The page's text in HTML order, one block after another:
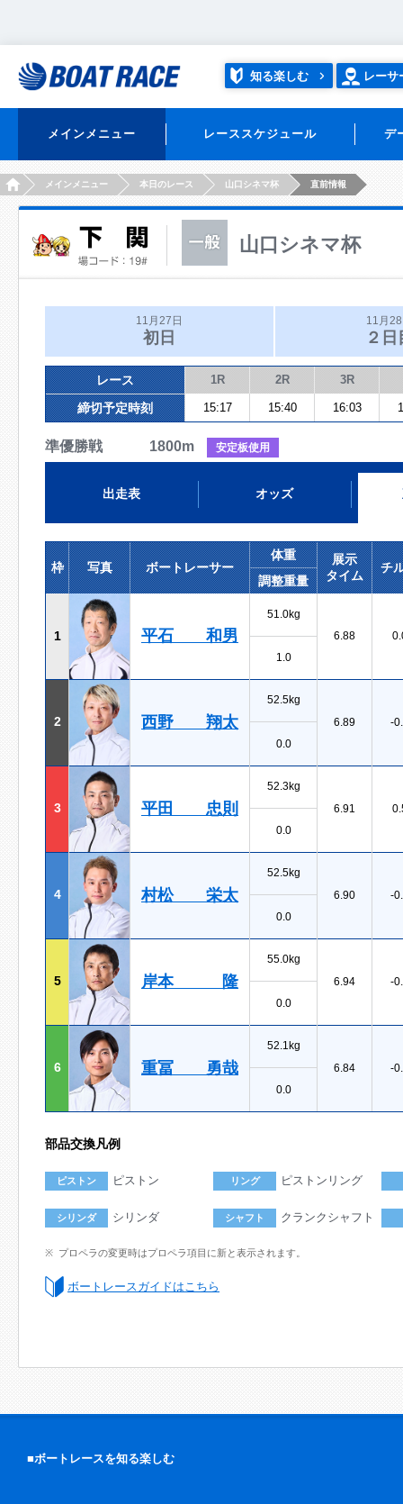
知る楽しむ レーサ
メインメニュー レーススケジュール デ
HOMEメインメニュー 本日のレース 山口シネマ杯 直前情報
山口シネマ杯
11月27日
初日
11月
２日
レース 1R 2R 3R
締切予定時刻 15:17 15:40 16:03
準優勝戦 1800m 安定板使用
出走表 オッズ
枠 写真 ボートレーサー
体重
展示
タイム
チ
調整重量
1 平石 和男
51.0kg
6.88
1.0
2 西野 翔太
52.5kg
6.89
-
0.0
3 平田 忠則
52.3kg
6.91
0.0
4 村松 栄太
52.5kg
6.90
-
0.0
5 岸本 隆
55.0kg
6.94
-
0.0
6 重冨 勇哉
52.1kg
6.84
-
0.0
部品交換凡例
ピストン ピストン リング ピストンリング
シリンダ シリンダ シャフト クランクシャフト
プロペラの変更時はプロペラ項目に新と表示されます。
ボートレースガイドはこちら
■ボートレースを知る楽しむ